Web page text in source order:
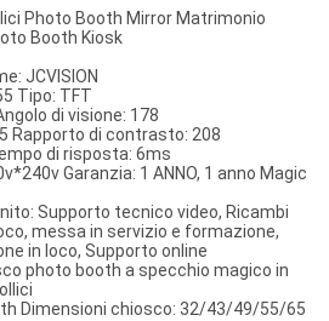
Photo Booth Mirror Matrimonio
Booth Kiosk
JCVISION
Tipo: TFT
di visione: 178
Rapporto di contrasto: 208
di risposta: 6ms
Garanzia: 1 ANNO, 1 anno Magic
Supporto tecnico video, Ricambi
messa in servizio e formazione,
in loco, Supporto online
photo booth a specchio magico in
Dimensioni chiosco: 32/43/49/55/65